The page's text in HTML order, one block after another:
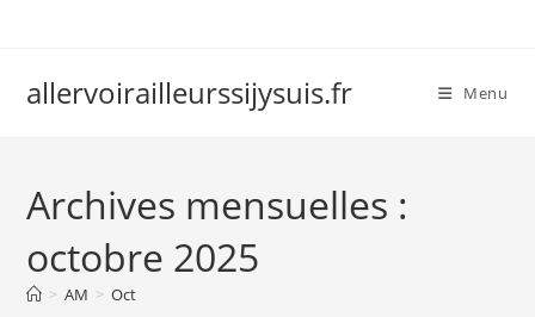
allervoirailleurssijysuis.fr Menu
Archives mensuelles :
octobre 2025
> AM > Oct